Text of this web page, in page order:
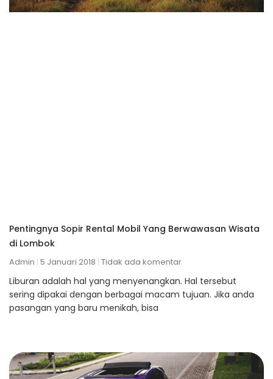
Pentingnya Sopir Rental Mobil Yang Berwawasan Wisata
di Lombok
Admin 5 Januari 2018 Tidak ada komentar
Liburan adalah hal yang menyenangkan. Hal tersebut
sering dipakai dengan berbagai macam tujuan. Jika anda
pasangan yang baru menikah, bisa